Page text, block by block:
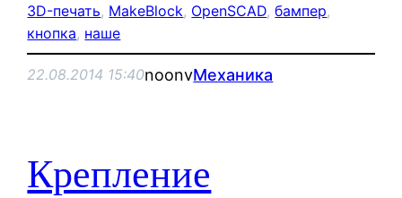
3D-печать, MakeBlock, OpenSCAD, бампер
кнопка, наше
22.08.2014 15:40noonvМеханика
Крепление